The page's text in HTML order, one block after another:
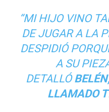
“MI HIJO VINO
DE JUGAR A LA
DESPIDIÓ
A SU
DETALLÓ
LLAMADO